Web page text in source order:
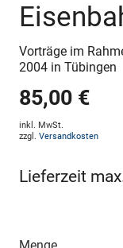
Vorträge im
2004 in Tübingen
85,00 €
inkl. MwSt.
zzgl. Versandkosten
Lieferzeit
Menge